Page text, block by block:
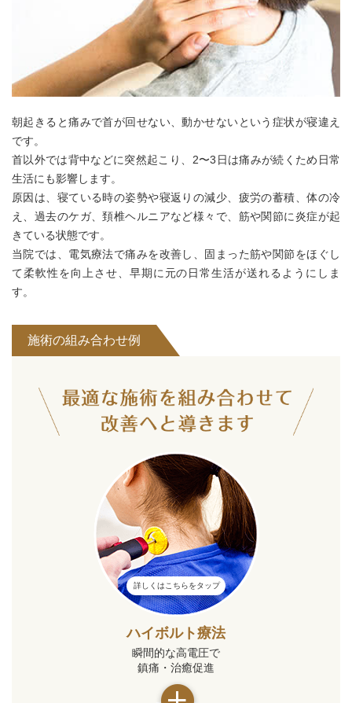
朝起きると痛みで首が回せない、動かせないという症状が寝違え
です。
首以外では背中などに突然起こり、2〜3日は痛みが続くため日常
生活にも影響します。
原因は、寝ている時の姿勢や寝返りの減少、疲労の蓄積、体の冷
え、過去のケガ、頚椎ヘルニアなど様々で、筋や関節に炎症が起
きている状態です。
当院では、電気療法で痛みを改善し、固まった筋や関節をほぐし
て柔軟性を向上させ、早期に元の日常生活が送れるようにしま
す。
施術の組み合わせ例
詳しくはこちらをタップ
ハイボルト療法
瞬間的な高電圧で
鎮痛・治癒促進